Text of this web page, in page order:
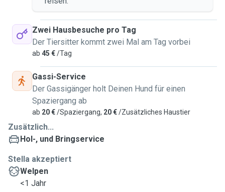
Zwei Hausbesuche pro Tag
Der Tiersitter kommt zwei Mal am Tag vorbei
ab 45 €/Tag
Gassi-Service
Der Gassigänger holt Deinen Hund für einen
Spaziergang ab
ab 20 €/Spaziergang, 20 €/Zusätzliches Haustier
Zusätzlich...
Hol-, und Bringservice
Stella akzeptiert
Welpen
<1 Jahr